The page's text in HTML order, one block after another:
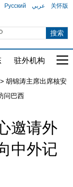
Русский عربي 关怀版
驻外机构 国
> 胡锦涛主席出席核安
问巴西
邀请外
中外记